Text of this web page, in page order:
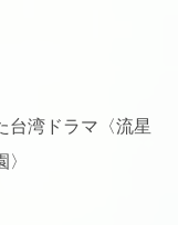
台湾ドラマ〈流星